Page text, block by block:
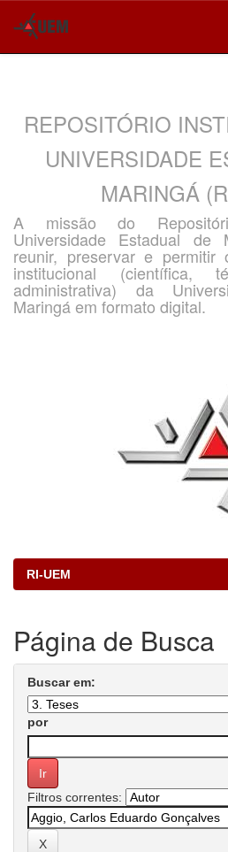
REPOSITÓRIO
UNIVERSIDADE
MARINGÁ
A missão do
Universidade Estadual de
reunir, preservar e
institucional (científica,
administrativa) da
Maringá em formato digital.
RI-UEM
Página de Busca
Buscar em:
por
Filtros correntes: